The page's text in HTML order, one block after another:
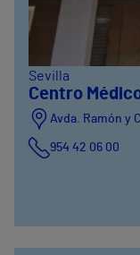
Sevilla
Centro
Avda. Ramón y
954 42 06 00